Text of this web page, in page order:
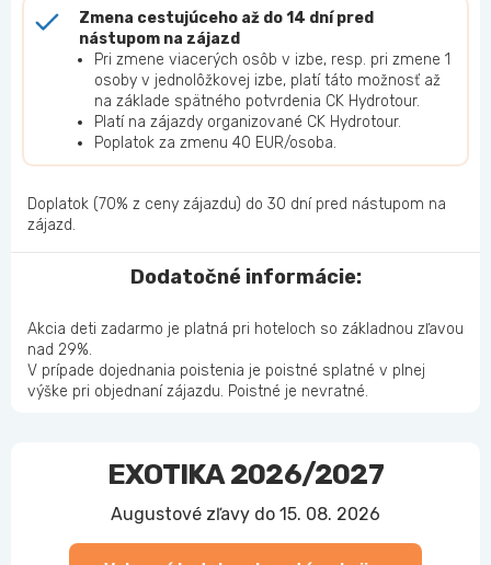
Zmena cestujúceho až do 14 dní pred
nástupom na zájazd
Pri zmene viacerých osôb v izbe, resp. pri zmene 1
osoby v jednolôžkovej izbe, platí táto možnosť až
na základe spätného potvrdenia CK Hydrotour.
Platí na zájazdy organizované CK Hydrotour.
Poplatok za zmenu 40 EUR/osoba.
Doplatok (70% z ceny zájazdu) do 30 dní pred nástupom na
zájazd.
Dodatočné informácie:
Akcia deti zadarmo je platná pri hoteloch so základnou zľavou
nad 29%.
V prípade dojednania poistenia je poistné splatné v plnej
výške pri objednaní zájazdu. Poistné je nevratné.
EXOTIKA 2026/2027
Augustové zľavy do 15. 08. 2026